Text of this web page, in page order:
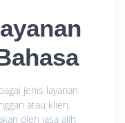
jenis layanan
atau klien.
oleh jasa alih